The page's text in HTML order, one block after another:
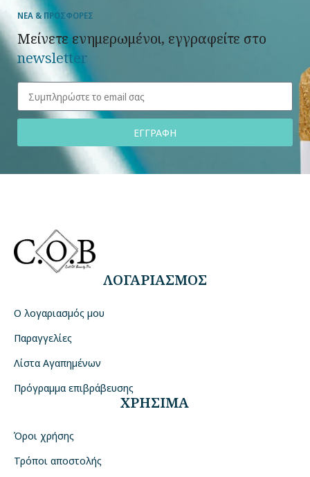
ΝΕΑ & ΠΡΟΣΦΟΡΕΣ
Μείνετε ενημερωμένοι, εγγραφείτε στο
newsletter
ΕΓΓΡΑΦΗ
ΛΟΓΑΡΙΑΣΜΟΣ
Ο λογαριασμός μου
Παραγγελίες
Λίστα Αγαπημένων
Πρόγραμμα επιβράβευσης
ΧΡΗΣΙΜΑ
Όροι χρήσης
Τρόποι αποστολής